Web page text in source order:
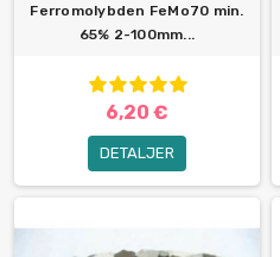
Ferromolybden FeMo70 min.
65% 2-100mm...
6,20 €
DETALJER